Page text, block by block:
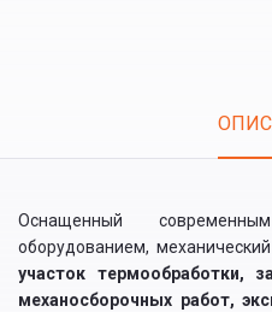
Оснащенный
оборудованием,
участок термообработки,
механосборочных работ,